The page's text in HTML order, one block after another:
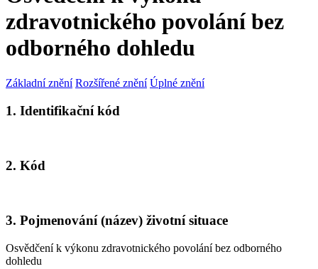
zdravotnického povolání bez
odborného dohledu
Základní znění Rozšířené znění Úplné znění
1. Identifikační kód
2. Kód
3. Pojmenování (název) životní situace
Osvědčení k výkonu zdravotnického povolání bez odborného
dohledu